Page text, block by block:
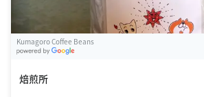
Kumagoro Coffee Beans
焙煎所